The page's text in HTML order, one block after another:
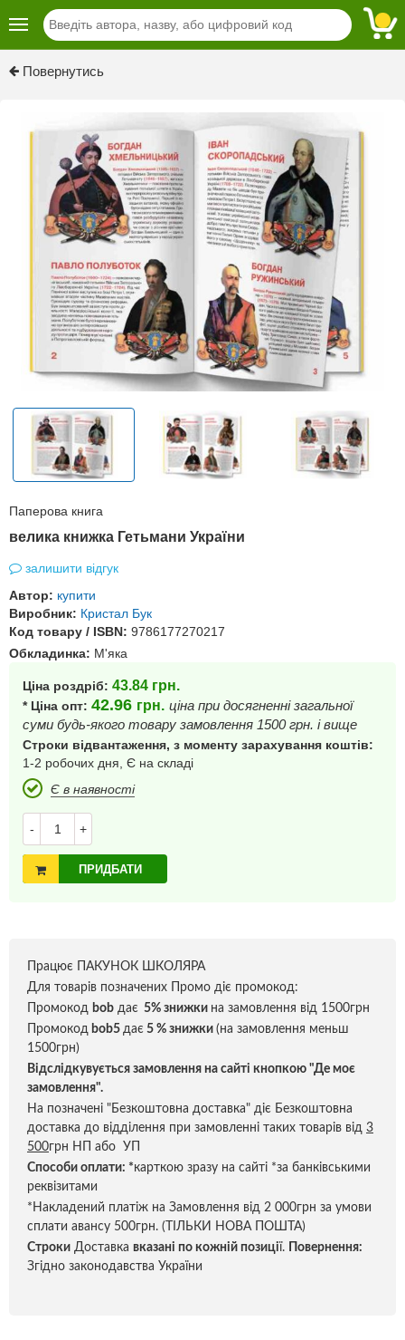
Повернутись
Паперова книга
велика книжка Гетьмани України
залишити відгук
Автор: купити
Виробник: Кристал Бук
Код товару / ISBN: 9786177270217
Обкладинка: М'яка
Ціна роздріб: 43.84 грн.
* Ціна опт: 42.96 грн. ціна при досягненні загальної
суми будь-якого товару замовлення 1500 грн. і вище
Строки відвантаження, з моменту зарахування коштів:
1-2 робочих дня, Є на складі
Є в наявності
- +
ПРИДБАТИ
Працює ПАКУНОК ШКОЛЯРА
Для товарів позначених Промо діє промокод:
Промокод bob дає 5% знижки на замовлення від 1500грн
Промокод bob5 дає 5 % знижки (на замовлення меньш
1500грн)
Відслідкувується замовлення на сайті кнопкою "Де моє
замовлення".
На позначені "Безкоштовна доставка" діє Безкоштовна
доставка до відділення при замовленні таких товарів від 3
500грн НП або УП
Способи оплати: *карткою зразу на сайті *за банківськими
реквізитами
*Накладений платіж на Замовлення від 2 000грн за умови
сплати авансу 500грн. (ТІЛЬКИ НОВА ПОШТА)
Строки Доставка вказані по кожній позиції.
Повернення:
Згідно законодавства України